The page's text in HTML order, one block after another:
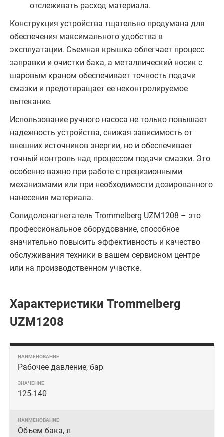
отслеживать расход материала.
Конструкция устройства тщательно продумана для
обеспечения максимального удобства в
эксплуатации. Съемная крышка облегчает процесс
заправки и очистки бака, а металлический носик с
шаровым краном обеспечивает точность подачи
смазки и предотвращает ее неконтролируемое
вытекание.
Использование ручного насоса не только повышает
надежность устройства, снижая зависимость от
внешних источников энергии, но и обеспечивает
точный контроль над процессом подачи смазки. Это
особенно важно при работе с прецизионными
механизмами или при необходимости дозированного
нанесения материала.
Солидолонагнетатель Trommelberg UZM1208 – это
профессиональное оборудование, способное
значительно повысить эффективность и качество
обслуживания техники в вашем сервисном центре
или на производственном участке.
Характеристики Trommelberg
UZM1208
Рабочее давление, бар
125-140
Объем бака, л